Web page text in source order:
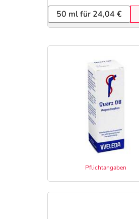
50 ml für 24,04 €
Pflichtangaben